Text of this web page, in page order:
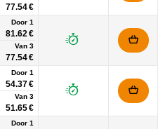
77.54 €
Door 1
81.62 €
Van 3
77.54 €
Door 1
54.37 €
Van 3
51.65 €
Door 1